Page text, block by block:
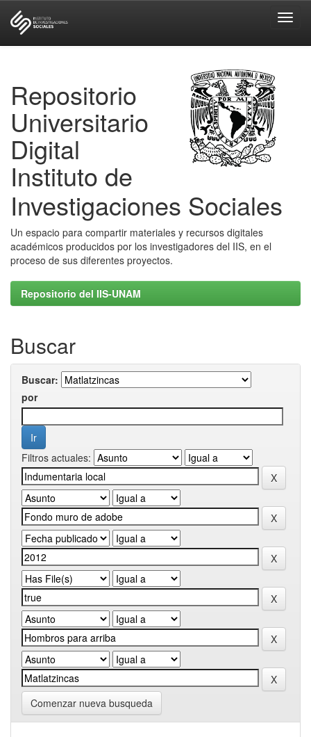
Repositorio
Universitario
Digital
Instituto de
Investigaciones Sociales
Un espacio para compartir materiales y recursos digitales
académicos producidos por los investigadores del IIS, en el
proceso de sus diferentes proyectos.
Repositorio del IIS-UNAM
Buscar
Buscar:
por
Filtros actuales:
Comenzar nueva busqueda